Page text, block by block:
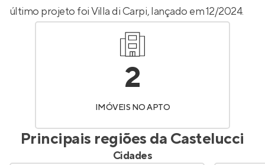
último projeto foiVilla di Carpi, lançado em 12/2024.
2
IMÓVEIS NO APTO
Principais regiões da Castelucci
Cidades